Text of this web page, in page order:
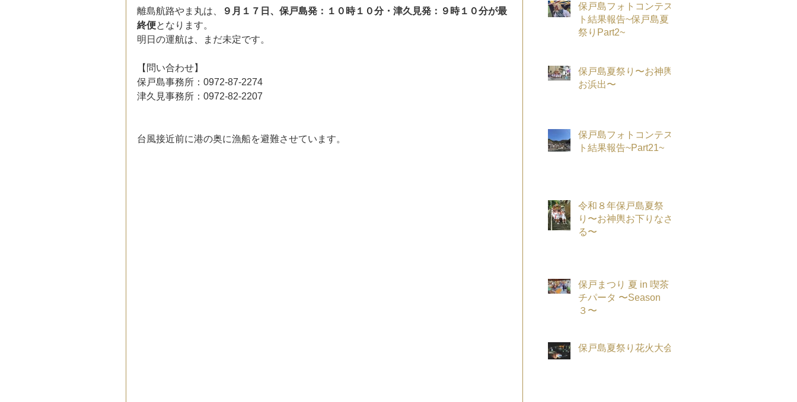
離島航路やま丸は、
９月１７日、保戸島発：１０時１０分・津久見発：９時１０分が最
終便となります。
明日の運航は、まだ未定です。
【問い合わせ】
保戸島事務所：0972-87-2274
津久見事務所：0972-82-2207
台風接近前に港の奥に漁船を避難させています。
保戸島フォトコンテス
ト結果報告~保戸島夏
祭りPart2~
保戸島夏祭り〜お神輿
お浜出〜
保戸島フォトコンテス
ト結果報告~Part21~
令和８年保戸島夏祭
り〜お神輿お下りなさ
る〜
保戸まつり 夏 in 喫茶
チパータ 〜Season
３〜
保戸島夏祭り花火大会